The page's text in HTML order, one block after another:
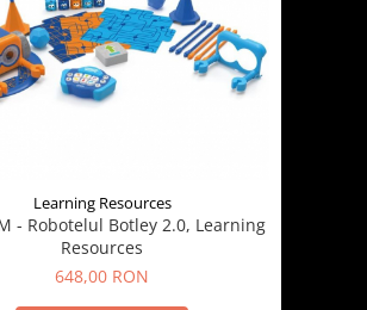
Learning Resources
- Robotelul Botley 2.0, Learning
Resources
648,00 RON